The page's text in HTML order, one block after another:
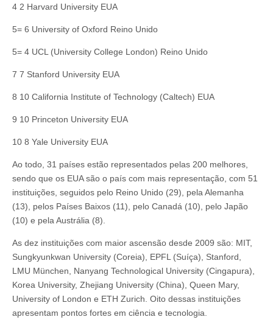
4 2 Harvard University EUA
5= 6 University of Oxford Reino Unido
5= 4 UCL (University College London) Reino Unido
7 7 Stanford University EUA
8 10 California Institute of Technology (Caltech) EUA
9 10 Princeton University EUA
10 8 Yale University EUA
Ao todo, 31 países estão representados pelas 200 melhores,
sendo que os EUA são o país com mais representação, com 51
instituições, seguidos pelo Reino Unido (29), pela Alemanha
(13), pelos Países Baixos (11), pelo Canadá (10), pelo Japão
(10) e pela Austrália (8).
As dez instituições com maior ascensão desde 2009 são: MIT,
Sungkyunkwan University (Coreia), EPFL (Suíça), Stanford,
LMU München, Nanyang Technological University (Cingapura),
Korea University, Zhejiang University (China), Queen Mary,
University of London e ETH Zurich. Oito dessas instituições
apresentam pontos fortes em ciência e tecnologia.